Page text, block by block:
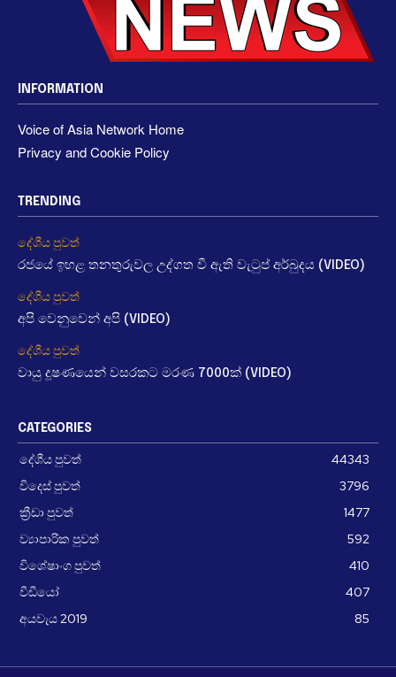
INFORMATION
Voice of Asia Network Home
Privacy and Cookie Policy
TRENDING
දේශීය පුවත්
රජයේ ඉහළ තනතුරුවල උද්ගත වී ඇති වැටුප් අර්බුදය (VIDEO)
දේශීය පුවත්
අපි වෙනුවෙන් අපි (VIDEO)
දේශීය පුවත්
වායු දූෂණයෙන් වසරකට මරණ 7000ක් (VIDEO)
CATEGORIES
දේශීය පුවත්
44343
විදෙස් පුවත්
3796
ක්‍රීඩා පුවත්
1477
ව්‍යාපාරික පුවත්
592
විශේෂාංග පුවත්
410
වීඩීයෝ
407
අයවැය 2019
85